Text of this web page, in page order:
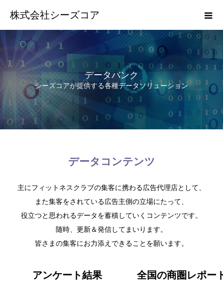
株式会社シーズコア
データバンク
シーズコアが提供する各種データソリューション
データコンテンツ
主にフィットネスクラブの集客に携わる広告代理店として、
また集客をされている広告主側の立場にたって、
役立つと思われるデータを蓄積していくコンテンツです。
随時、更新＆発信してまいります。
皆さまの集客にお力添えできることを願います。
アンケート結果 全国の商圏レポー